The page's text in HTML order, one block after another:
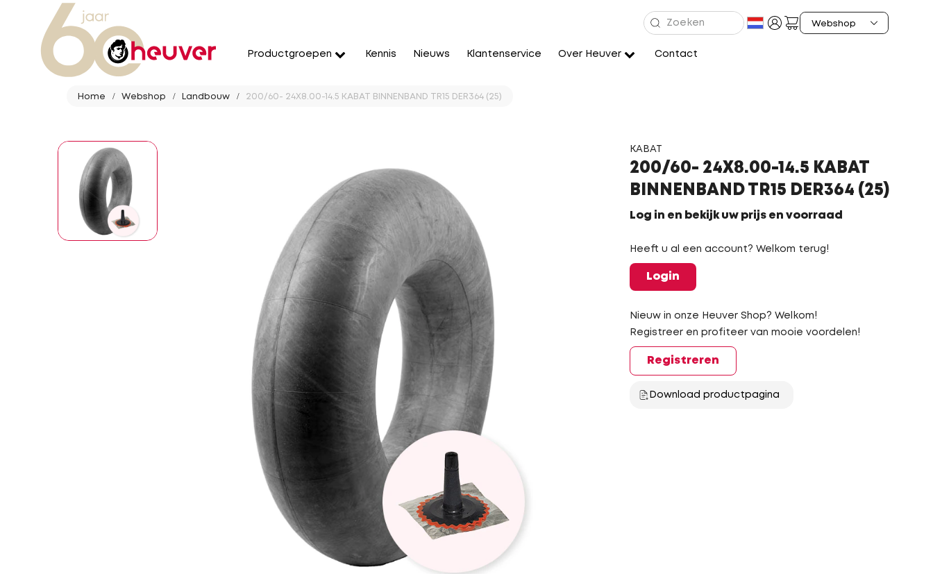
Productgroepen Kennis Nieuws Klantenservice Over Heuver Contact
Home Webshop Landbouw 200/60- 24X8.00-14.5 KABAT BINNENBAND TR15 DER364 (25)
KABAT
200/60- 24X8.00-14.5 KABAT
BINNENBAND TR15 DER364 (25)
Log in en bekijk uw prijs en voorraad
Heeft u al een account? Welkom terug!
Login
Nieuw in onze Heuver Shop? Welkom!
Registreer en profiteer van mooie voordelen!
Registreren
Download productpagina